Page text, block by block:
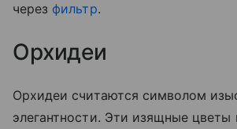
через фильтр.
Орхидеи
Орхидеи считаются символом
элегантности. Эти изящные цветы